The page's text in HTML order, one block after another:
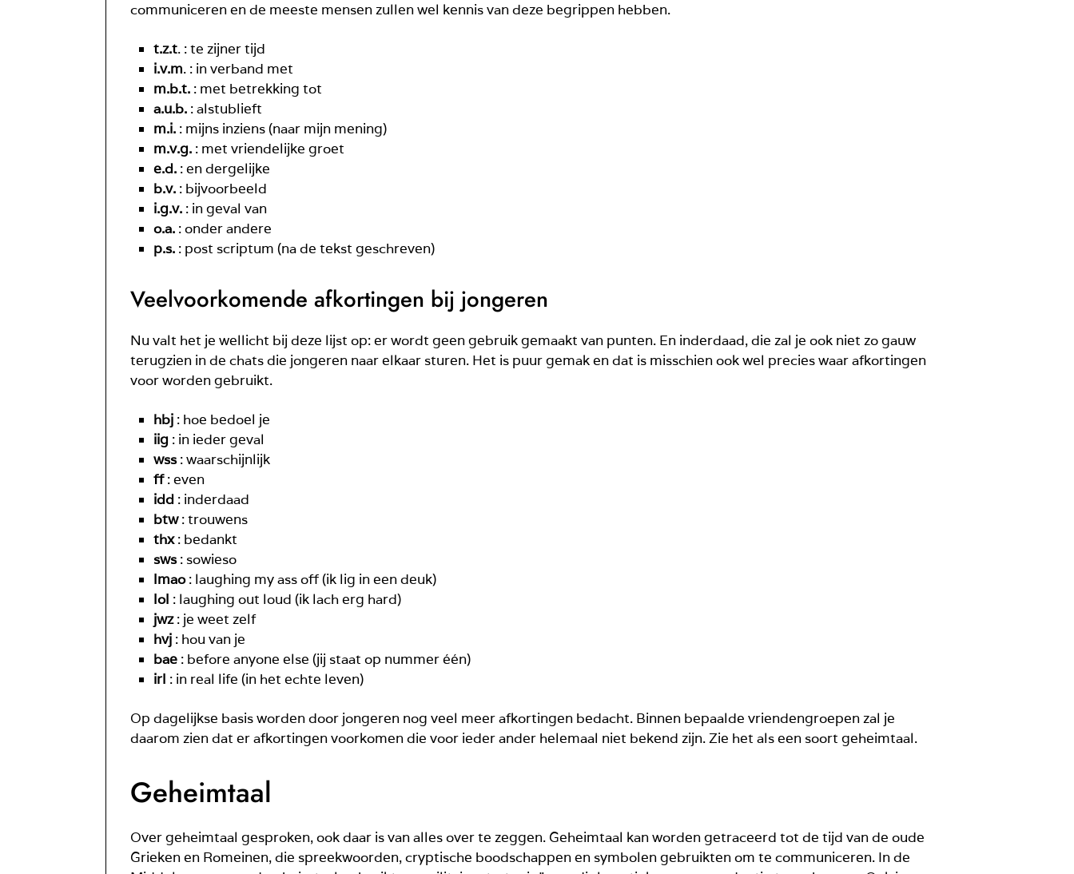
communiceren en de meeste mensen zullen wel kennis van deze begrippen hebben.
t.z.t. : te zijner tijd
i.v.m. : in verband met
m.b.t. : met betrekking tot
a.u.b. : alstublieft
m.i. : mijns inziens (naar mijn mening)
m.v.g. : met vriendelijke groet
e.d. : en dergelijke
b.v. : bijvoorbeeld
i.g.v. : in geval van
o.a. : onder andere
p.s. : post scriptum (na de tekst geschreven)
Veelvoorkomende afkortingen bij jongeren
Nu valt het je wellicht bij deze lijst op: er wordt geen gebruik gemaakt van punten. En inderdaad, die zal je ook niet zo gauw
terugzien in de chats die jongeren naar elkaar sturen. Het is puur gemak en dat is misschien ook wel precies waar afkortingen
voor worden gebruikt.
hbj : hoe bedoel je
iig : in ieder geval
wss: waarschijnlijk
ff: even
idd : inderdaad
btw: trouwens
thx: bedankt
sws: sowieso
lmao: laughing my ass off (ik lig in een deuk)
lol : laughing out loud (ik lach erg hard)
jwz: je weet zelf
hvj : hou van je
bae : before anyone else (jij staat op nummer één)
irl : in real life (in het echte leven)
Op dagelijkse basis worden door jongeren nog veel meer afkortingen bedacht. Binnen bepaalde vriendengroepen zal je
daarom zien dat er afkortingen voorkomen die voor ieder ander helemaal niet bekend zijn. Zie het als een soort geheimtaal.
Geheimtaal
Over geheimtaal gesproken, ook daar is van alles over te zeggen. Geheimtaal kan worden getraceerd tot de tijd van de oude
Grieken en Romeinen, die spreekwoorden, cryptische boodschappen en symbolen gebruikten om te communiceren. In de